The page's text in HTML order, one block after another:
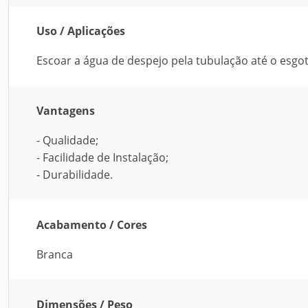
Uso / Aplicações
Escoar a água de despejo pela tubulação até o
Vantagens
- Qualidade;
- Facilidade de Instalação;
- Durabilidade.
Acabamento / Cores
Branca
Dimensões / Peso